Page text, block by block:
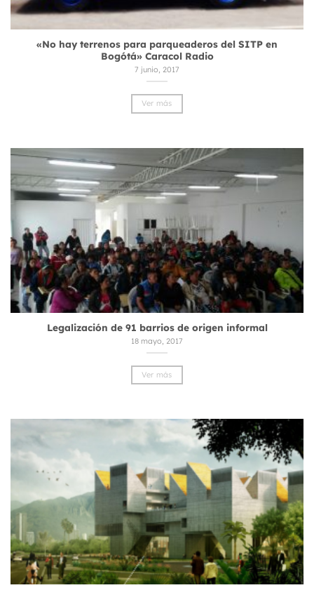
«No hay terrenos para parqueaderos del SITP en
Bogótá» Caracol Radio
7 junio, 2017
Ver más
Legalización de 91 barrios de origen informal
18 mayo, 2017
Ver más